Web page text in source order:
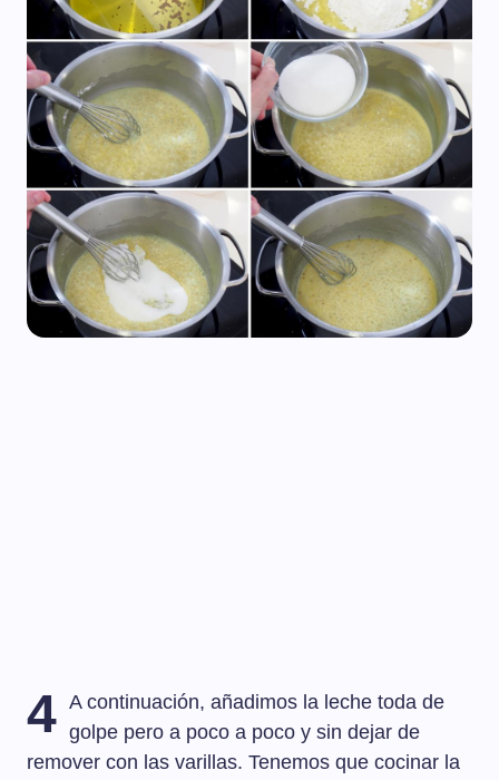
4 A continuación, añadimos la leche toda de
golpe pero a poco a poco y sin dejar de
remover con las varillas. Tenemos que cocinar la